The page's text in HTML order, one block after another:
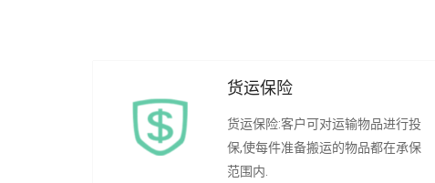
货运保险
货运保险:客户可对运输物品进行投
保,使每件准备搬运的物品都在承保
范围内.